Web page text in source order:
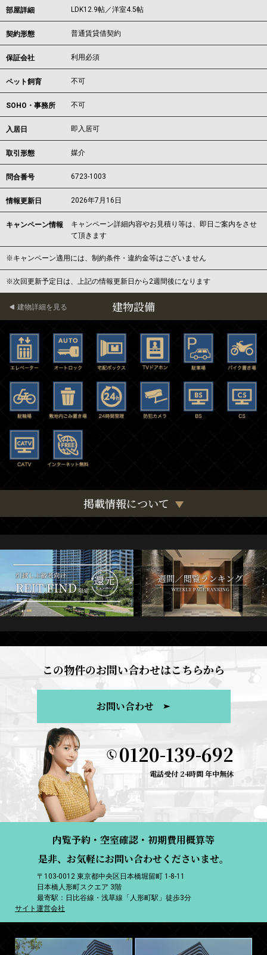
部屋詳細 LDK12.9帖／洋室4.5帖
契約形態 普通賃貸借契約
保証会社 利用必須
ペット飼育 不可
SOHO・事務所 不可
入居日 即入居可
取引形態 媒介
問合番号 6723-1003
情報更新日 2026年7月16日
キャンペーン情報
キャンペーン詳細内容やお見積り等は、即日ご案内をさせ
て頂きます
※キャンペーン適用には、制約条件・違約金等はございません
※次回更新予定日は、上記の情報更新日から2週間後になります
建物設備
建物詳細を見る
掲載情報について
この物件のお問い合わせはこちらから
お問い合わせ
0120-139-692
電話受付 24時間 年中無休
内覧予約・空室確認・初期費用概算等
是非、お気軽にお問い合わせくださいませ。
〒103-0012 東京都中央区日本橋堀留町 1-8-11
日本橋人形町スクエア 3階
最寄駅：日比谷線・浅草線「人形町駅」徒歩3分
サイト運営会社